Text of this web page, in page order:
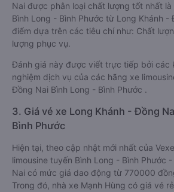
Nai được phân loại chất lượng tốt nhất
Bình Long - Bình Phước từ Long Khánh -
điểm dựa trên các tiêu chí như: Chất
lượng phục vụ.
Đánh giá này được viết trực tiếp bởi các
nghiệm dịch vụ của các hãng xe
Đồng Nai Bình Long - Bình Phước .
3. Giá vé xe Long Khánh - Đồng
Bình Phước
Hiện tại, theo cập nhật mới nhất của
limousine tuyến Bình Long - Bình Phước
Nai có mức giá dao động từ 770000
Trong đó, nhà xe Mạnh Hùng có giá vé